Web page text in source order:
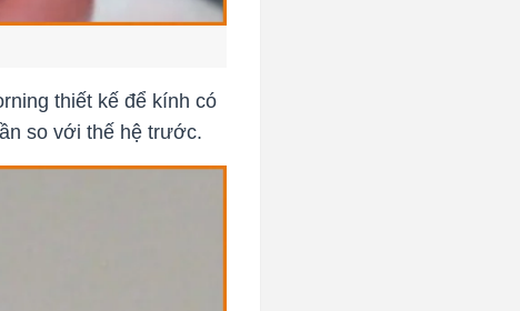
thiết kế để kính có
so với thế hệ trước.